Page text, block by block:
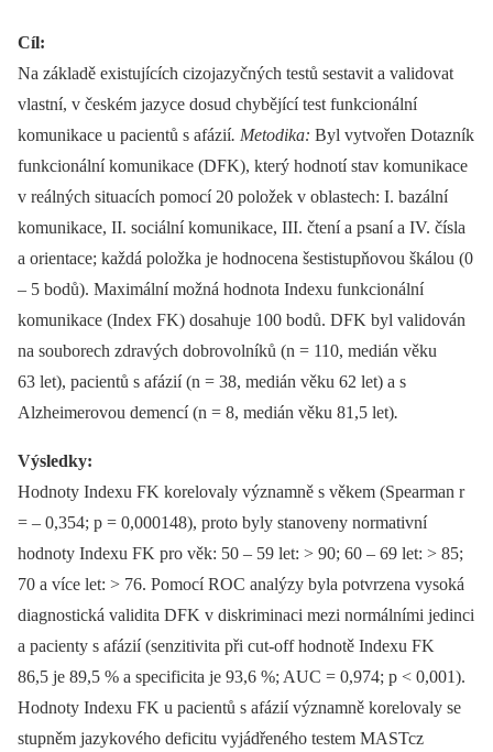
Cíl:
Na základě existujících cizojazyčných testů sestavit a validovat
vlastní, v českém jazyce dosud chybějící test funkcionální
komunikace u pa­cientů s afázií. Metodika: Byl vytvořen Dotazník
funkcionální komunikace (DFK), který hodnotí stav komunikace
v reálných situacích pomocí 20 položek v oblastech: I. bazální
komunikace, II. sociální komunikace, III. čtení a psaní a IV. čísla
a orientace; každá položka je hodnocena šestistupňovou škálou (0
–⁠ 5 bodů). Maximální možná hodnota Indexu funkcionální
komunikace (Index FK) dosahuje 100 bodů. DFK byl validován
na souborech zdravých dobrovolníků (n = 110, medián věku
63 let), pa­cientů s afázií (n = 38, medián věku 62 let) a s
Alzheimerovou demencí (n = 8, medián věku 81,5 let).
Výsledky:
Hodnoty Indexu FK korelovaly významně s věkem (Spearman r
= –⁠ 0,354; p = 0,000148), proto byly stanoveny normativní
hodnoty Indexu FK pro věk: 50 –⁠ 59 let: > 90; 60 –⁠ 69 let: > 85;
70 a více let: > 76. Pomocí ROC analýzy byla potvrzena vysoká
dia­gnostická validita DFK v diskriminaci mezi normálními jedinci
a pa­cienty s afázií (senzitivita při cut‑off hodnotě Indexu FK
86,5 je 89,5 % a specificita je 93,6 %; AUC = 0,974; p < 0,001).
Hodnoty Indexu FK u pa­cientů s afázií významně korelovaly se
stupněm jazykového deficitu vyjádřeného testem MASTcz